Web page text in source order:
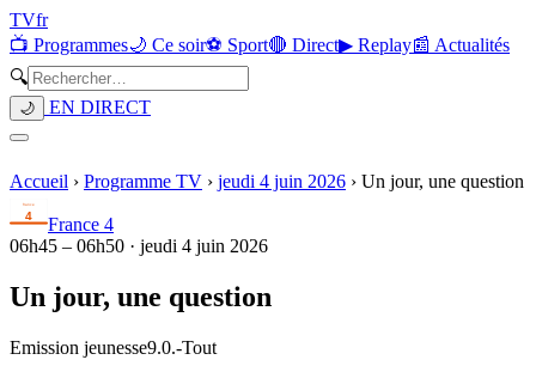
TVfr
📺 Programmes🌙 Ce soir⚽ Sport🔴 Direct▶ Replay📰 Actualités
🔍
🌙 EN DIRECT
Accueil › Programme TV › jeudi 4 juin 2026 › Un jour, une question
France 4
06h45 – 06h50 · jeudi 4 juin 2026
Un jour, une question
Emission jeunesse9.0.-Tout